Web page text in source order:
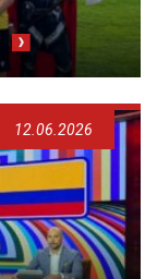
12.06.2026